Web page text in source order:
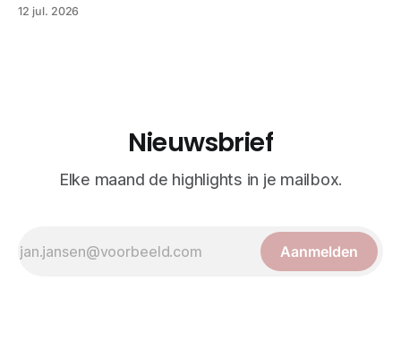
bekend om verfijnde technieken en bijna driedimensionale
12 jul. 2026
Nieuwsbrief
Elke maand de highlights in je mailbox.
Aanmelden